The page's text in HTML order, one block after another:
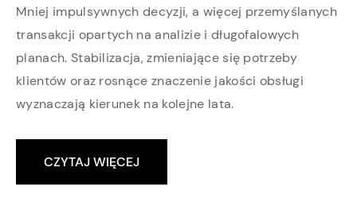
Mniej impulsywnych decyzji, a więcej przemyślanych
transakcji opartych na analizie i długofalowych
planach. Stabilizacja, zmieniające się potrzeby
klientów oraz rosnące znaczenie jakości obsługi
wyznaczają kierunek na kolejne lata.
CZYTAJ WIĘCEJ